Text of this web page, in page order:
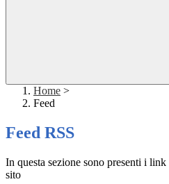
Home >
Feed
Feed RSS
In questa sezione sono presenti i
sito